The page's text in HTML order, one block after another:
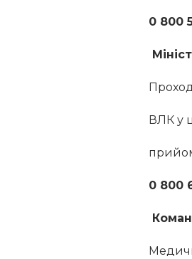
0 800
ВЛК у
0 800